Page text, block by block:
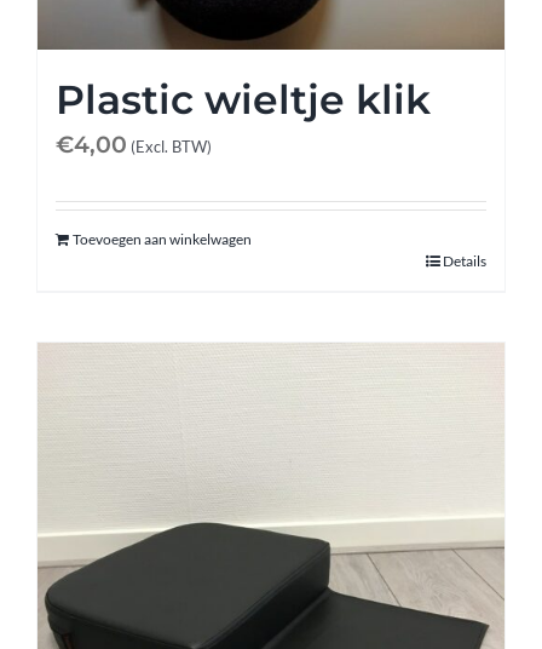
Plastic wieltje klik
€4,00 (Excl. BTW)
Toevoegen aan winkelwagen
Details